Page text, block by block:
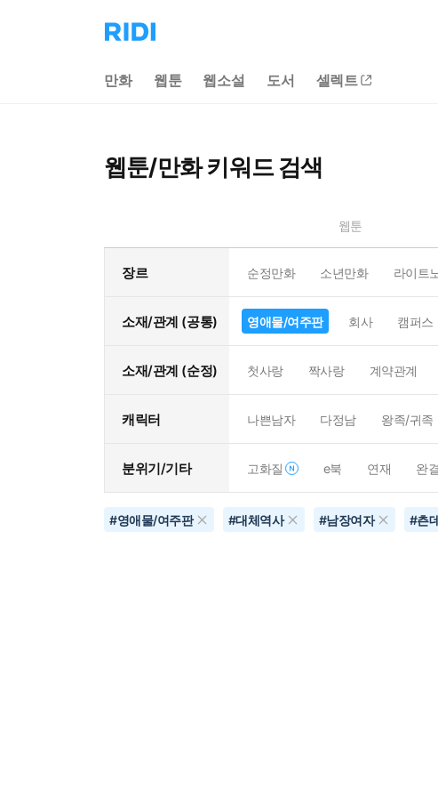
리
디
으
만화 웹툰 웹소설 도서 셀렉트
웹툰/만화 키워드 검색
웹툰
장르 순정만화 소년만화 라이트
소재/관계 (공통) 영애물/여주판 회사 캠퍼스
소재/관계 (순정) 첫사랑 짝사랑 계약관계
캐릭터 나쁜남자 다정남 왕족/귀족
분위기/기타 고화질 e북 연재 완결
#영애물/여주판 #대체역사 #남장여자 #츤